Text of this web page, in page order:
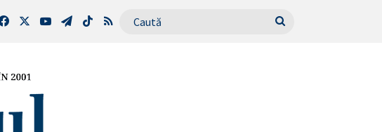
FacebookYouTubeTelegram
TikTokRSS Caută